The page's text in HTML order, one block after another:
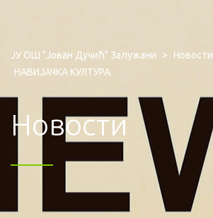
ЈУ ОШ "Јован Дучић" Залужани > Новости
НАВИЈАЧКА КУЛТУРА
Новости